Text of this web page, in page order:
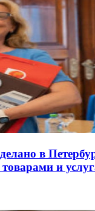
в
товарами и